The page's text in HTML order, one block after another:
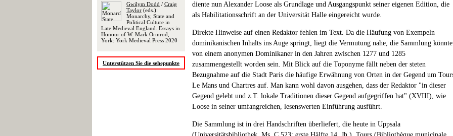
Gwilym Dodd / Craig
Taylor (eds.):
Monarchy, State and
Political Culture in
Late Medieval England. Essays in
Honour of W. Mark Ormrod,
York: York Medieval Press 2020
Unterstützen Sie die sehepunkte
diente nun Alexander Loose als Grundlage und Ausgangspunkt seiner eigenen Edition, die
als Habilitationsschrift an der Universität Halle eingereicht wurde.
Direkte Hinweise auf einen Redaktor fehlen im Text. Da die Häufung von Exempeln
dominikanischen Inhalts ins Auge springt, liegt die Vermutung nahe, die Sammlung könnte
von einem anonymen Dominikaner in den Jahren zwischen 1277 und 1285
zusammengestellt worden sein. Mit Blick auf die Toponyme fällt neben der steten
Bezugnahme auf die Stadt Paris die häufige Erwähnung von Orten in der Gegend um
Le Mans und Chartres auf. Man kann wohl davon ausgehen, dass der Redaktor "in dieser
Gegend gelebt und z.T. lokale Traditionen dieser Gegend aufgegriffen hat" (XVIII), wie
Loose in seiner umfangreichen, lesenswerten Einführung ausführt.
Die Sammlung ist in drei Handschriften überliefert, die heute in Uppsala